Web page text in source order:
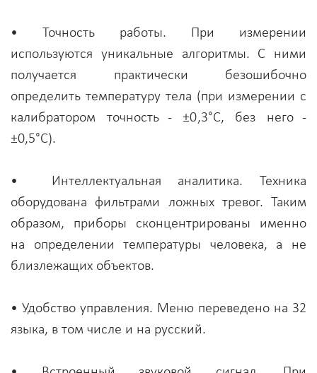
• Точность работы. При измерении
используются уникальные алгоритмы. С ними
получается практически безошибочно
определить температуру тела (при измерении с
калибратором точность - ±0,3°C, без него -
±0,5°C).
• Интеллектуальная аналитика. Техника
оборудована фильтрами ложных тревог. Таким
образом, приборы сконцентрированы именно
на определении температуры человека, а не
близлежащих объектов.
• Удобство управления. Меню переведено на 32
языка, в том числе и на русский.